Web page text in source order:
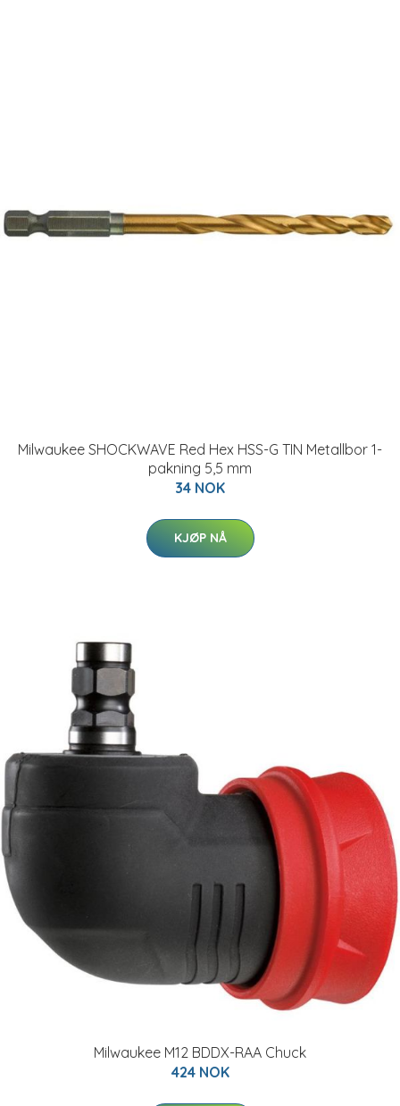
Milwaukee SHOCKWAVE Red Hex HSS-G TIN Metallbor 1-
pakning 5,5 mm
34 NOK
KJØP NÅ
Milwaukee M12 BDDX-RAA Chuck
424 NOK